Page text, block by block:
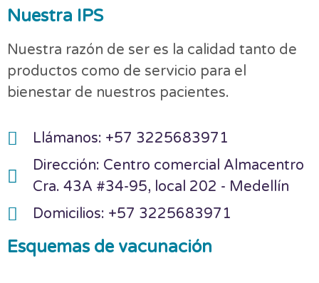
Nuestra IPS
Nuestra razón de ser es la calidad tanto de
productos como de servicio para el
bienestar de nuestros pacientes.
Llámanos: +57 3225683971
Dirección: Centro comercial Almacentro
Cra. 43A #34-95, local 202 - Medellín
Domicilios: +57 3225683971
Esquemas de vacunación